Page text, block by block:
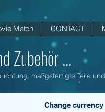
Match CONTACT
Zubehör ...
maßgefertigte Teile
Change currency